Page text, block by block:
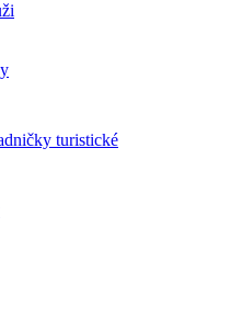
turistické